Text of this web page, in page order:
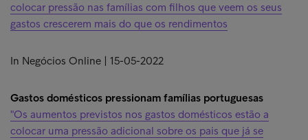
colocar pressão nas famílias com filhos que veem os seus
gastos crescerem mais do que os rendimentos
In Negócios Online | 15-05-2022
Gastos domésticos pressionam famílias portuguesas
"Os aumentos previstos nos gastos domésticos estão a
colocar uma pressão adicional sobre os pais que já se